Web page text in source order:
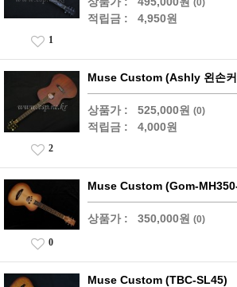
적립금 : 4,950원
1
Muse Custom (Ashly 왼손
상품가 : 525,000원 (0)
적립금 : 4,000원
2
Muse Custom (Gom-
상품가 : 350,000원 (0)
0
Muse Custom (TBC-SL45)